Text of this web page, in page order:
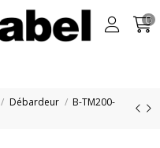
0
Débardeur
B-TM200-